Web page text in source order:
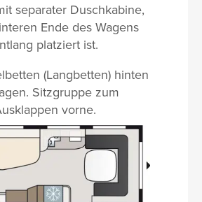
separater Duschkabine,
Ende des Wagens
platziert ist.
(Langbetten) hinten
Sitzgruppe zum
vorne.